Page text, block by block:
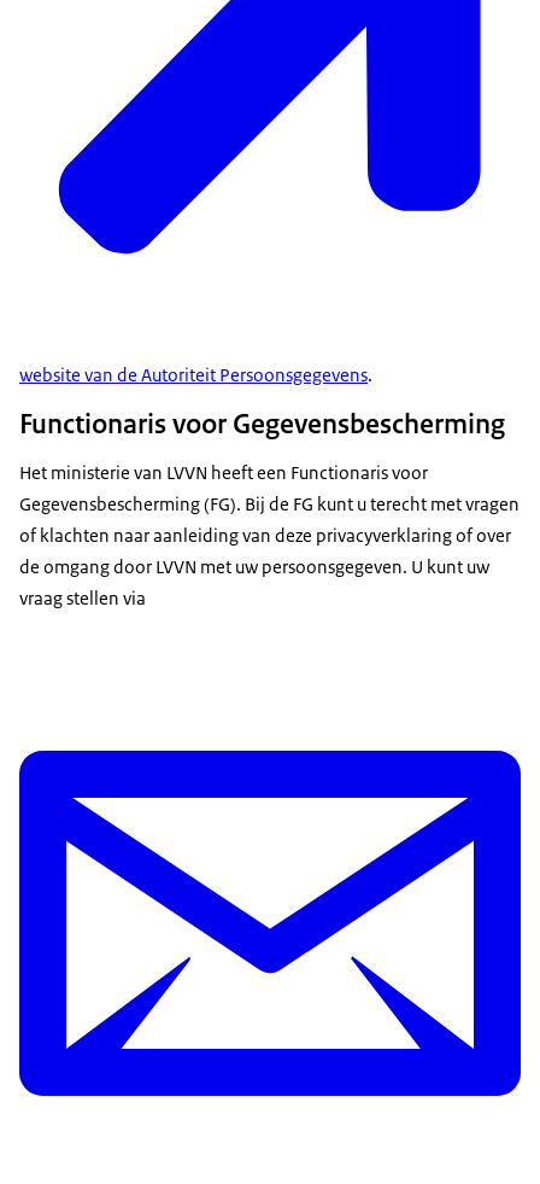
website van de Autoriteit Persoonsgegevens.
Functionaris voor Gegevensbescherming
Het ministerie van LVVN heeft een Functionaris voor
Gegevensbescherming (FG). Bij de FG kunt u terecht met vragen
of klachten naar aanleiding van deze privacyverklaring of over
de omgang door LVVN met uw persoonsgegeven. U kunt uw
vraag stellen via